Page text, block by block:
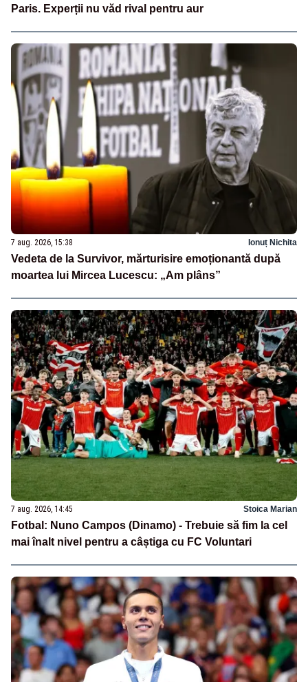
Paris. Experții nu văd rival pentru aur
7 aug. 2026, 15:38 Ionuț Nichita
Vedeta de la Survivor, mărturisire emoționantă după
moartea lui Mircea Lucescu: „Am plâns”
7 aug. 2026, 14:45 Stoica Marian
Fotbal: Nuno Campos (Dinamo) - Trebuie să fim la cel
mai înalt nivel pentru a câștiga cu FC Voluntari